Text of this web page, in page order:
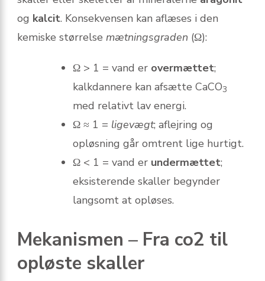
og kalcit. Konsekvensen kan aflæses i den
kemiske størrelse mætningsgraden (Ω):
Ω > 1 = vand er overmættet;
kalkdannere kan afsætte CaCO3
med relativt lav energi.
Ω ≈ 1 = ligevægt; aflejring og
opløsning går omtrent lige hurtigt.
Ω < 1 = vand er undermættet;
eksisterende skaller begynder
langsomt at opløses.
Mekanismen – Fra co2 til
opløste skaller